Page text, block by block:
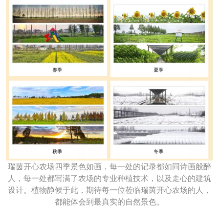
瑞茵开心农场四季景色如画，每一处的记录都如同诗画般醉
人，每一处都写满了农场的专业种植技术，以及走心的建筑
设计。植物静候于此，期待每一位莅临瑞茵开心农场的人，
都能体会到最真实的自然景色。